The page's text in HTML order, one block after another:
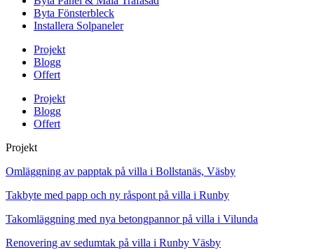
Byta Fönsterbleck
Installera Solpaneler
Projekt
Blogg
Offert
Projekt
Blogg
Offert
Projekt
Omläggning av papptak på villa i Bollstanäs, Väsby
Takbyte med papp och ny råspont på villa i Runby
Takomläggning med nya betongpannor på villa i Vilunda
Renovering av sedumtak på villa i Runby Väsby